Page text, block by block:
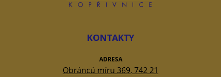
KONTAKTY
ADRESA
Obránců míru 369, 742 21